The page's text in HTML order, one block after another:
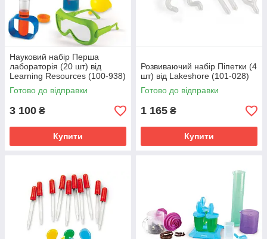
Науковий набір Перша
лабораторія (20 шт) від
Learning Resources (100-938)
Готово до відправки
3 100 ₴
Купити
Розвиваючий набір Піпетки (4
шт) від Lakeshore (101-028)
Готово до відправки
1 165 ₴
Купити